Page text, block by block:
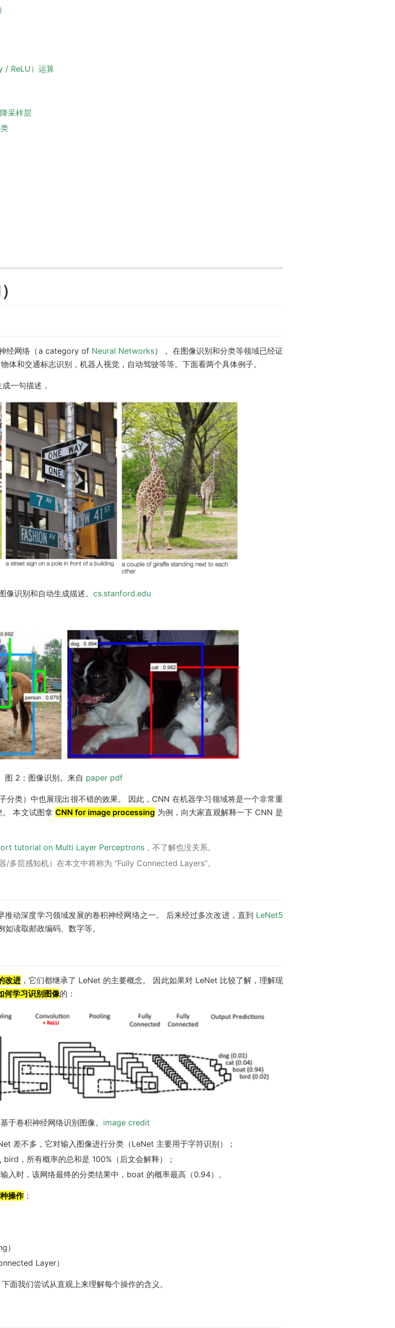
/ ReLU）运算
采样层
经网络（a category of Neural Networks）， 在图像识别和分类等领域已经证
体和交通标志识别，机器人视觉，自动驾驶等等。下面看两个具体例子。
一句描述，
像识别和自动生成描述。 cs.stanford.edu
图 2：图像识别。来自 paper pdf
分类）中也展现出很不错的效果。 因此，CNN 在机器学习领域将是一个非常重
。 本文试图拿 CNN for image processing 为例，向大家直观解释一下 CNN 是
tutorial on Multi Layer Perceptrons ，不了解也没关系。
层感知机）在本文中将称为 “Fully Connected Layers”。
动深度学习领域发展的卷积神经网络之一。 后来经过多次改进，直到 LeNet5
如读取邮政编码、数字等。
改进，它们都继承了 LeNet 的主要概念。 因此如果对 LeNet 比较了解，理解现
何学习识别图像的：
于卷积神经网络识别图像。 image credit
差不多，它对输入图像进行分类（LeNet 主要用于字符识别）；
，所有概率的总和是 100%（后文会解释）；
入时，该网络最终的分类结果中，boat 的概率最高（0.94）。
操作：
）
Layer）
面我们尝试从直观上来理解每个操作的含义。